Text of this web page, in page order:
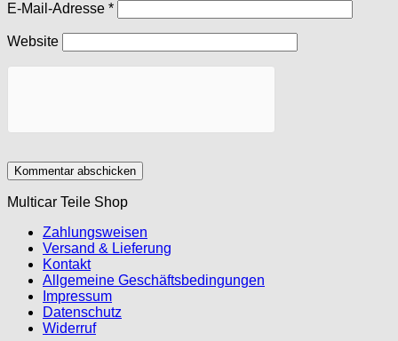
E-Mail-Adresse *
Website
Multicar Teile Shop
Zahlungsweisen
Versand & Lieferung
Kontakt
Allgemeine Geschäftsbedingungen
Impressum
Datenschutz
Widerruf